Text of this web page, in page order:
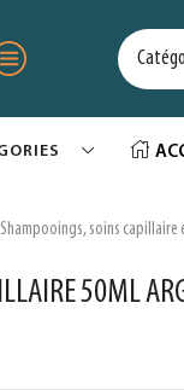
Shampooings, soins capillaire
50ML